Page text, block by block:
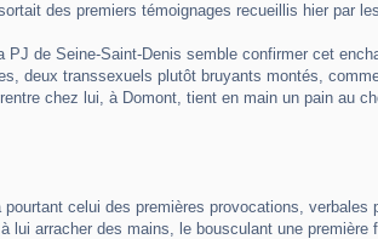
des premiers témoignages recueillis hier par
PJ de Seine-Saint-Denis semble confirmer cet
deux transsexuels plutôt bruyants montés,
chez lui, à Domont, tient en main un pain au
pourtant celui des premières provocations,
lui arracher des mains, le bousculant une première